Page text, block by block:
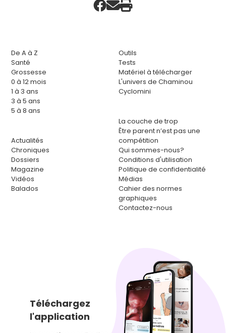
De A à Z
Santé
Grossesse
0 à 12 mois
1 à 3 ans
3 à 5 ans
5 à 8 ans
Actualités
Chroniques
Dossiers
Magazine
Vidéos
Balados
Outils
Tests
Matériel à télécharger
L'univers de Chaminou
Cyclomini
La couche de trop
Être parent n’est pas une
compétition
Qui sommes-nous?
Conditions d'utilisation
Politique de confidentialité
Médias
Cahier des normes
graphiques
Contactez-nous
Téléchargez
l'application